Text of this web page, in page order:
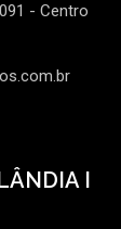
- Centro
I